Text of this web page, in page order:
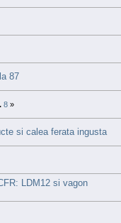
87
8 »
si calea ferata ingusta
LDM12 si vagon